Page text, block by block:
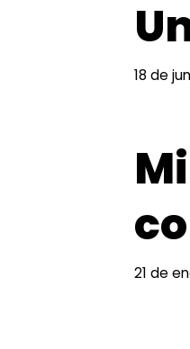
18 de
21 de